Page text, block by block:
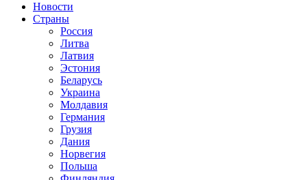
Новости
Страны
Россия
Литва
Латвия
Эстония
Беларусь
Украина
Молдавия
Германия
Грузия
Дания
Норвегия
Польша